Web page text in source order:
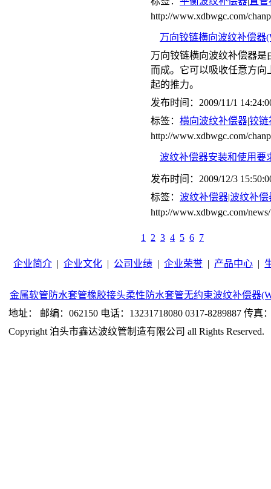
http://www.xdbwgc.com/
万向铰链横向波纹补偿器
万向铰链横向波纹补偿器
而成。它可以吸收任意方
起的推力。
发布时间：2009/11/1
标签： 横向波纹补偿器|铰链
http://www.xdbwgc.com/
波纹补偿器安装和使用要
发布时间：2009/12/3
标签： 波纹补偿器|波纹补偿
http://www.xdbwgc.com/
1 2 3 4 5 6 7
企业简介 | 企业文化 | 公司业绩 | 企业荣誉 | 产品中心 |
金属软管 防水套管橡胶接头柔性防水套管无约束波纹补偿器
地址： 邮编：062150 电话：13231718080 0317-8289887 传真
Copyright 泊头市鑫达波纹管制造有限公司 all Rights Reserved.